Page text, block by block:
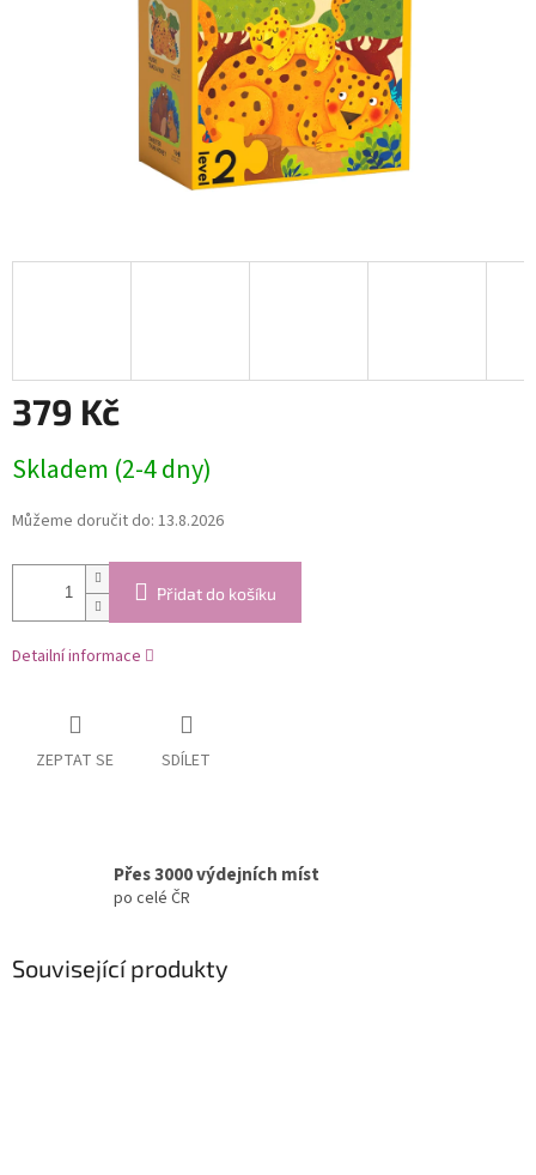
379 Kč
cena:
Skladem (2-4 dny)
Můžeme doručit do: 13.8.2026
Přidat do košíku
Detailní informace
ZEPTAT SE SDÍLET
Přes 3000 výdejních míst
po celé ČR
Související produkty